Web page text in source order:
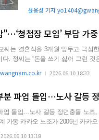
윤용성 기자
청첩장 모임’ 부담 가중
씨는 결혼식을 3개월 앞두고 극심
다. 정씨는 “돈을 쓰기 싫어 그런
로했다. #2 30대 직장인 최모씨는 최근 친한
2026.06.10 18:33
분 파업 돌입…노사 갈등
오전 10시부터 4시간 부분파업·판교 행진 진행 사측 “카톡·페이 영향 제
학섬유식품산업노동조합 카
2026.06.10 13:18